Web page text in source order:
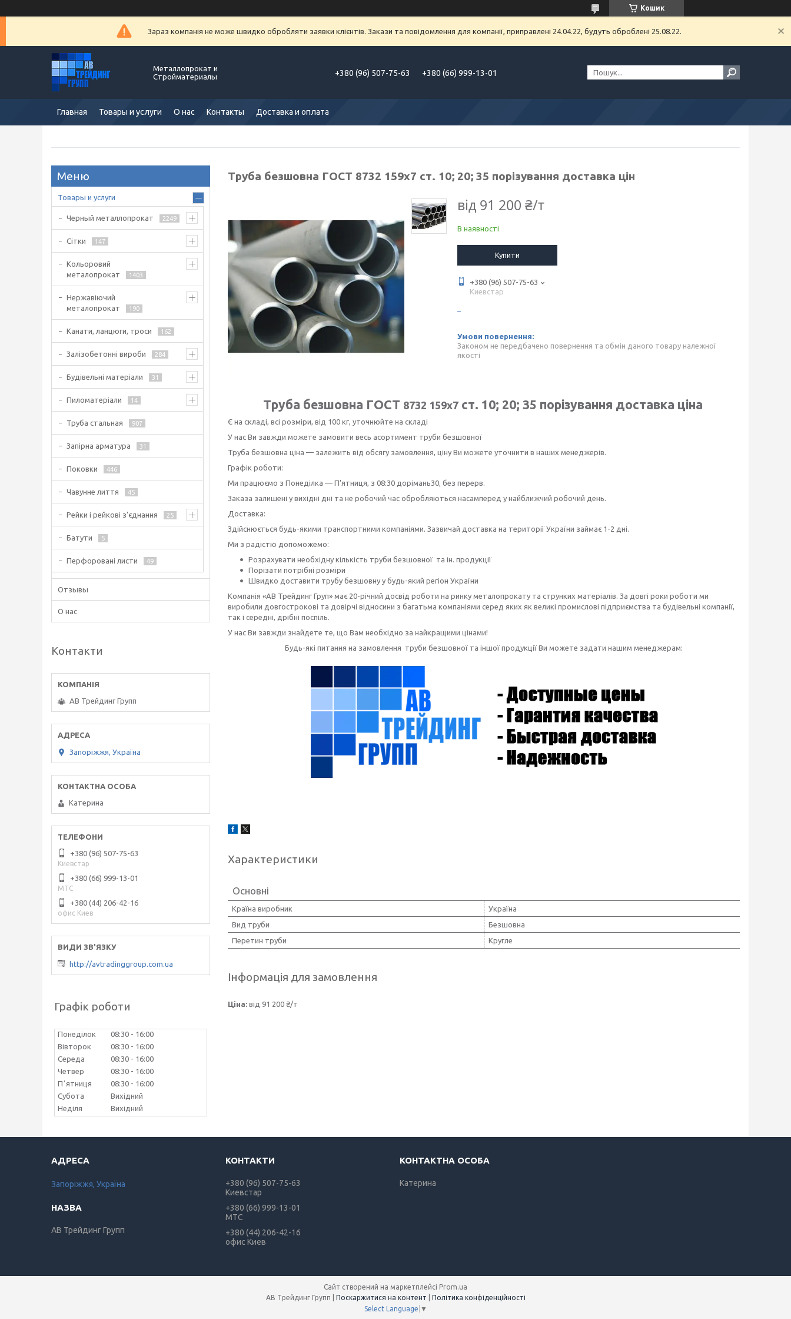
Кошик
Зараз компанія не може швидко обробляти заявки клієнтів. Закази та повідомлення для компанії, приправлені 24.04.22, будуть оброблені 25.08.22.
Металлопрокат и
Стройматериалы
+380 (96) 507-75-63 +380 (66) 999-13-01
Главная Товары и услуги О нас Контакты Доставка и оплата
Труба безшовна ГОСТ 8732 159х7 ст. 10; 20; 35 порізування доставка цін
від 91 200 ₴/т
В наявності
Купити
+380 (96) 507-75-63
Киевстар
Законом не передбачено повернення та обмін даного товару належної
якості
Труба безшовна ГОСТ 8732 159х7ст. 10; 20; 35 порізування доставка ціна
Є на складі, всі розміри, від 100 кг, уточнюйте на складі
У нас Ви завжди можете замовити весь асортимент труби безшовної
Труба безшовна ціна — залежить від обсягу замовлення, ціну Ви можете уточнити в наших менеджерів.
Графік роботи:
Ми працюємо з Понеділка — П'ятниця, з 08:30 дорімань30, без перерв.
Заказа залишені у вихідні дні та не робочий час обробляються насамперед у найближчий робочий день.
Доставка:
Здійснюється будь-якими транспортними компаніями. Зазвичай доставка на території України займає 1-2 дні.
Ми з радістю допоможемо:
Розрахувати необхідну кількість труби безшовної та ін. продукції
Порізати потрібні розміри
Швидко доставити трубу безшовну у будь-який регіон України
Компанія «АВ Трейдинг Груп» має 20-річний досвід роботи на ринку металопрокату та струнких матеріалів. За довгі роки роботи ми
виробили довгострокові та довірчі відносини з багатьма компаніями серед яких як великі промислові підприємства та будівельні компанії,
так і середні, дрібні поспіль.
У нас Ви завжди знайдете те, що Вам необхідно за найкращими цінами!
Будь-які питання на замовлення труби безшовної та іншої продукції Ви можете задати нашим менеджерам:
Характеристики
Основні
Країна виробник
Україна
Вид труби
Безшовна
Перетин труби
Кругле
Інформація для замовлення
Ціна: від 91 200 ₴/т
Товары и услуги
Черный металлопрокат 2249
Сітки 147
Кольоровий
металопрокат
1403
Нержавіючий
металопрокат
190
Канати, ланцюги, троси 162
Залізобетонні вироби 284
Будівельні матеріали 31
Пиломатеріали 14
Труба стальная 907
Запірна арматура 31
Поковки 446
Чавунне лиття 45
Рейки і рейкові з'єднання 25
Батути 5
Перфоровані листи 49
Отзывы
О нас
Контакти
АВ Трейдинг Групп
Запоріжжя, Україна
Катерина
+380 (96) 507-75-63
Киевстар
+380 (66) 999-13-01
МТС
+380 (44) 206-42-16
офис Киев
http://avtradinggroup.com.ua
Графік роботи
Понеділок 08:30
16:00
Вівторок
08:30
16:00
Середа
08:30
16:00
Четвер
08:30
16:00
Пʼятниця
08:30
16:00
Субота
Вихідний
Неділя
Вихідний
Запоріжжя, Україна
АВ Трейдинг Групп
+380 (96) 507-75-63
Киевстар
+380 (66) 999-13-01
МТС
+380 (44) 206-42-16
офис Киев
Катерина
Сайт створений на маркетплейсі Prom.ua
Поскаржитися на контент
Політика конфіденційності
Select Language ▼